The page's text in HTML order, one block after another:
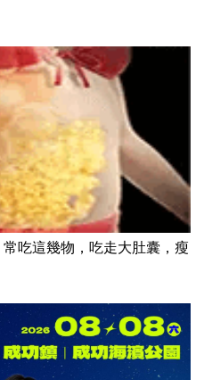
吃這幾物，吃走大肚囊，瘦